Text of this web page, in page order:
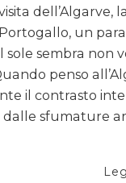
dell’Algarve,
un
sole sembra non
penso
il contrasto
dalle sfumature